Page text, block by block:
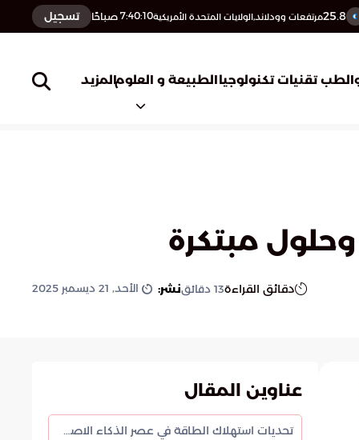
25.8مرتفعات وودلاند,الولايات المتحدة الأمريكية7:40:11 صباحًا تسجيل
تقنيات تكنولوجياالطبيعة و العلومالمزيد
مبتكرة
دقائق القراءة13 دقائقنشر: الأحد, 21 ديسمبر 2025
عناوين المقال
تحديات استهلاك الطاقة في عصر الذكاء الاصطناعي: حلول مبتكرة لمستقبل مستدام